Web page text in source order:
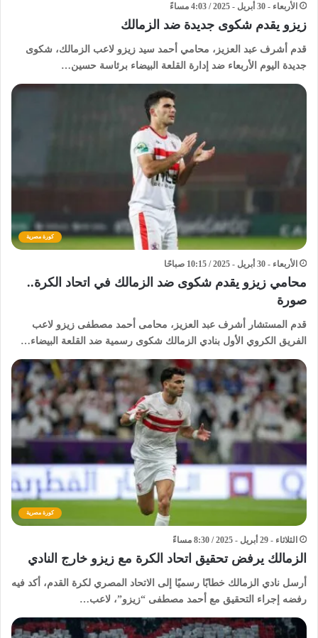
الأربعاء - 30 أبريل - 2025 / 4:03 مساءً
زيزو يقدم شكوى جديدة ضد الزمالك
قدم أشرف عبد العزيز، محامي أحمد سيد زيزو لاعب الزمالك، شكوى
جديدة اليوم الأربعاء ضد إدارة القلعة البيضاء برئاسة حسين…
كورة مصرية
الأربعاء - 30 أبريل - 2025 / 10:15 صباحًا
محامي زيزو يقدم شكوى ضد الزمالك في اتحاد الكرة..
صورة
قدم المستشار أشرف عبد العزيز، محامى أحمد مصطفى زيزو لاعب
الفريق الكروي الأول بنادي الزمالك شكوى رسمية ضد القلعة البيضاء…
كورة مصرية
الثلاثاء - 29 أبريل - 2025 / 8:30 مساءً
الزمالك يرفض تحقيق اتحاد الكرة مع زيزو خارج النادي
أرسل نادي الزمالك خطابًا رسميًا إلى الاتحاد المصري لكرة القدم، أكد فيه
رفضه إجراء التحقيق مع أحمد مصطفى “زيزو”، لاعب…